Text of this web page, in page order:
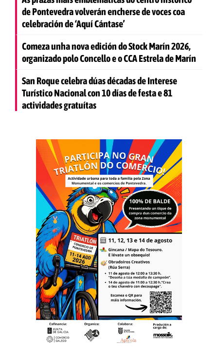
de Pontevedra volverán encherse de voces coa
celebración de ‘Aquí Cántase’
Comeza unha nova edición do Stock Marín 2026,
organizado polo Concello e o CCA Estrela de Marín
San Roque celebra dúas décadas de Interese
Turístico Nacional con 10 días de festa e 81
actividades gratuítas